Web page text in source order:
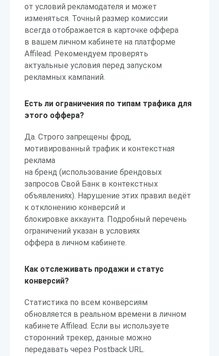
от условий рекламодателя и может
изменяться. Точный размер комиссии
всегда отображается в карточке оффера
в вашем личном кабинете на платформе
Affilead. Рекомендуем проверять
актуальные условия перед запуском
рекламных кампаний.
Есть ли ограничения по типам трафика для
этого оффера?
Да. Строго запрещены фрод,
мотивированный трафик и контекстная
реклама
на бренд (использование брендовых
запросов Свой Банк в контекстных
объявлениях). Нарушение этих правил ведёт
к отклонению конверсий и
блокировке аккаунта. Подробный перечень
ограничений указан в условиях
оффера в личном кабинете.
Как отслеживать продажи и статус
конверсий?
Статистика по всем конверсиям
обновляется в реальном времени в личном
кабинете Affilead. Если вы используете
сторонний трекер, данные можно
передавать через Postback URL.